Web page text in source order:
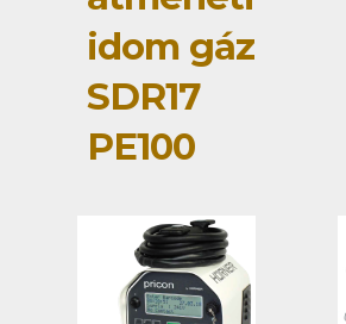
idom gáz
SDR17
PE100